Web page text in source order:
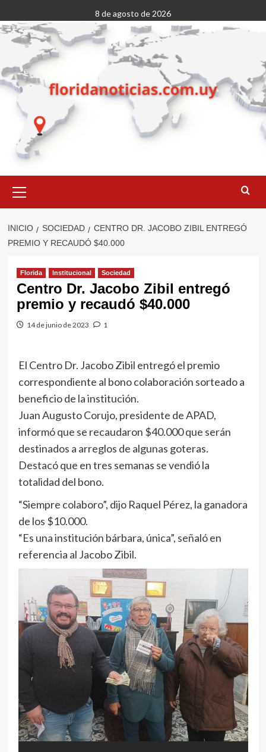
al
contenido
8 de agosto de 2026
primario
INICIO SOCIEDAD
CENTRO DR. JACOBO ZIBIL ENTREGÓ
PREMIO Y RECAUDÓ $40.000
Florida Institucional Sociedad
Centro Dr. Jacobo Zibil entregó
premio y recaudó $40.000
14 de junio de 2023 1
El Centro Dr. Jacobo Zibil entregó el premio
correspondiente al bono colaboración sorteado a
beneficio de la institución.
Juan Augusto Corujo, presidente de APAD,
informó que se recaudaron $40.000 que serán
destinados a arreglos de algunas goteras.
Destacó que en tres semanas se vendió la
totalidad del bono.
“Siempre colaboro”, dijo Raquel Pérez, la ganadora
de los $10.000.
“Es una institución bárbara, única”, señaló en
referencia al Jacobo Zibil.